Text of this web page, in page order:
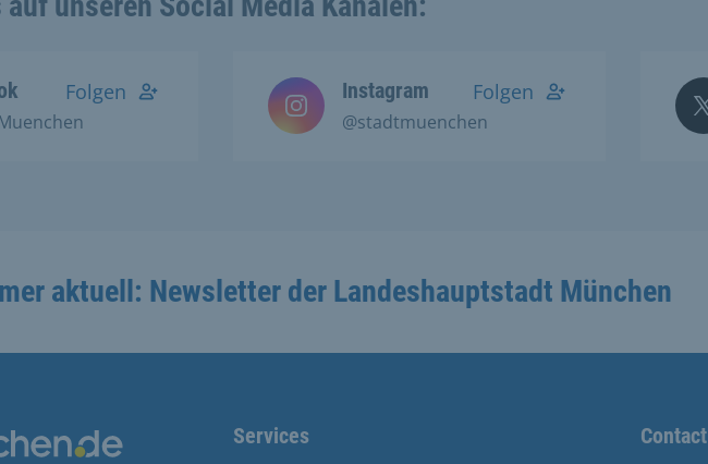
Folgen Instagram
@stadtmuenchen
Folgen
aktuell: Newsletter der Landeshauptstadt München
Links Services Contact